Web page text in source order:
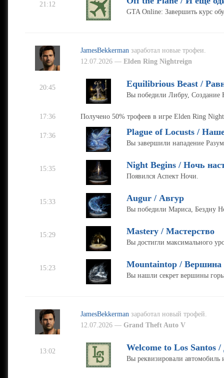
21:12
GTA Online: Завершить курс
JamesBekkerman заработал новые трофеи.
12.07.2026 —Elden Ring Nightreign
20:45 Equilibrious Beast /
Вы победили Либру, Создание
17:36 Получено 50% трофеев в игре Elden Ring
17:36 Plague of Locusts /
Вы завершили нападение
15:35 Night Begins / Ночь
Появился Аспект Ночи.
15:33 Augur / Авгур
Вы победили Мариса, Бездну
15:29 Mastery / Мастерство
Вы достигли максимального
15:23 Mountaintop / Вершина
Вы нашли секрет вершины
JamesBekkerman заработал новый трофей.
12.07.2026 —Grand Theft Auto V
13:02 Welcome to Los Santos
Вы реквизировали автомобиль